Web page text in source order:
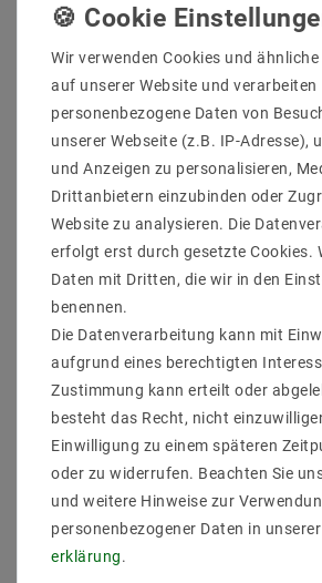
Weitere Details
Informationen zur Produktsicherheit
Technisches
Merkmal
Wert
Zustand
Neu
Modell
TBRL3XZBS
Hersteller
Mextronic
Gewicht
ZULETZT
Wir verwenden Cookies und ähnliche
auf unserer Website und verarbeiten
personenbezogene Daten von
unserer Webseite (z.B. IP-Adresse),
und Anzeigen zu personalisieren,
Drittanbietern einzubinden oder
Website zu analysieren. Die
erfolgt erst durch gesetzte Cookies.
Daten mit Dritten, die wir in den
benennen.
Die Datenverarbeitung kann mit
aufgrund eines berechtigten
Zustimmung kann erteilt oder
besteht das Recht, nicht
Einwilligung zu einem späteren
oder zu widerrufen. Beachten Sie
und weitere Hinweise zur
personenbezogener Daten in unserer
erklärung.